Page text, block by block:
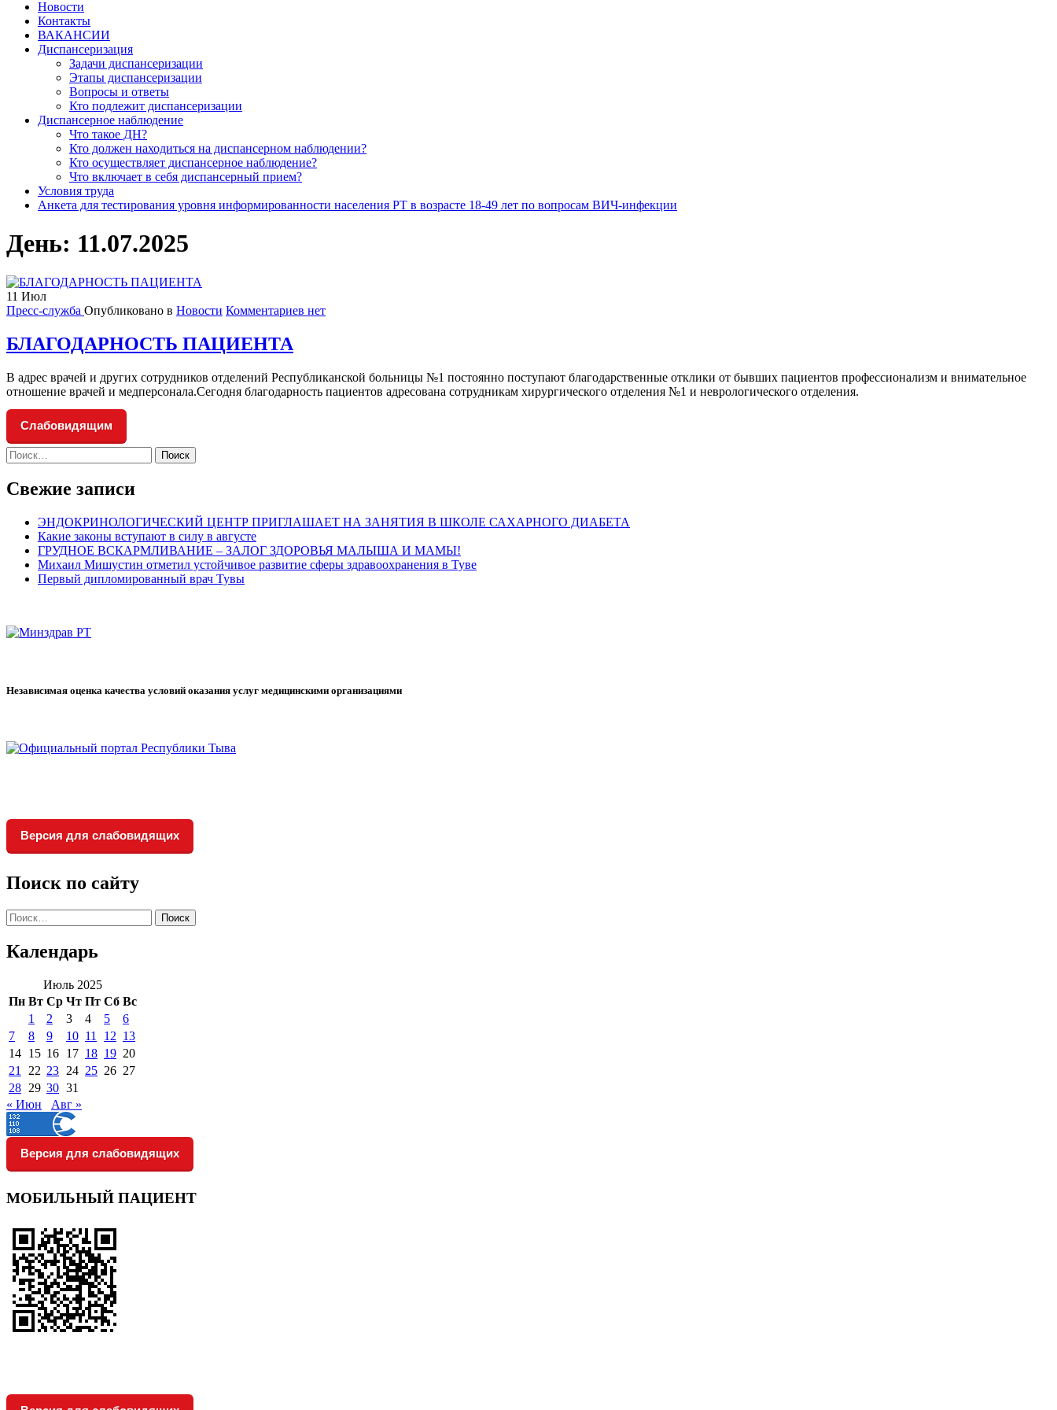
Новости
Контакты
ВАКАНСИИ
Диспансеризация
Задачи диспансеризации
Этапы диспансеризации
Вопросы и ответы
Кто подлежит диспансеризации
Диспансерное наблюдение
Что такое ДН?
Кто должен находиться на диспансерном наблюдении?
Кто осуществляет диспансерное наблюдение?
Что включает в себя диспансерный прием?
Условия труда
Анкета для тестирования уровня информированности населения РТ в возрасте 18-49 лет по вопросам ВИЧ-инфекции
День: 11.07.2025
11 Июл
Пресс-служба Опубликовано в Новости Комментариев нет
БЛАГОДАРНОСТЬ ПАЦИЕНТА
В адрес врачей и других сотрудников отделений Республиканской больницы №1 постоянно поступают благодарственные отклики от бывших пациентов профессионализм и внимательное
отношение врачей и медперсонала.Сегодня благодарность пациентов адресована сотрудникам хирургического отделения №1 и неврологического отделения.
Слабовидящим
Найти:
Свежие записи
ЭНДОКРИНОЛОГИЧЕСКИЙ ЦЕНТР ПРИГЛАШАЕТ НА ЗАНЯТИЯ В ШКОЛЕ САХАРНОГО ДИАБЕТА
Какие законы вступают в силу в августе
ГРУДНОЕ ВСКАРМЛИВАНИЕ – ЗАЛОГ ЗДОРОВЬЯ МАЛЫША И МАМЫ!
Михаил Мишустин отметил устойчивое развитие сферы здравоохранения в Туве
Первый дипломированный врач Тувы
Независимая оценка качества условий оказания услуг медицинскими организациями
Версия для слабовидящих
Поиск по сайту
Найти:
Календарь
Июль 2025
Пн Вт Ср Чт Пт Сб Вс
1
2 3 4 5
6
7
8 9 10 11 12 13
14 15 16 17 18 19 20
21
22 23 24 25 26 27
28 29 30 31
« Июн
Авг »
Версия для слабовидящих
МОБИЛЬНЫЙ ПАЦИЕНТ